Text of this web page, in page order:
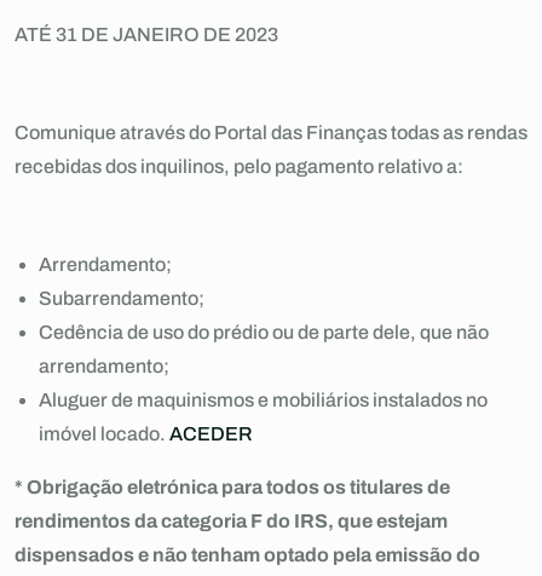
ATÉ 31 DE JANEIRO DE 2023
Comunique através do Portal das Finanças todas as rendas
recebidas dos inquilinos, pelo pagamento relativo a:
Arrendamento;
Subarrendamento;
Cedência de uso do prédio ou de parte dele, que não
arrendamento;
Aluguer de maquinismos e mobiliários instalados no
imóvel locado. ACEDER
* Obrigação eletrónica para todos os titulares de
rendimentos da categoria F do IRS, que estejam
dispensados e não tenham optado pela emissão do